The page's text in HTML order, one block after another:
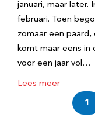
januari, maar later.
februari. Toen
zomaar een paard,
komt maar eens in
voor een jaar vol…
Lees meer
1